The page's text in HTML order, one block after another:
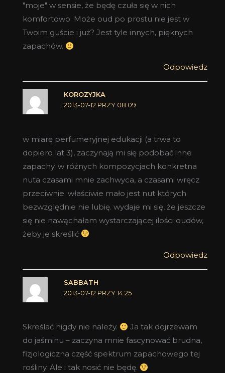
"moje" w sensie, że będę czuła się w nich
komfortowo. Może oud po prostu nie jest w
Twoim guście i już? Jest tyle innych, pięknych
zapachów.
Odpowiedz
KOROZYJKA
2013-07-12 PRZY 08:09
w miarę perfumeryjnej edukacji (a trwa to
dopiero lat 3), zaczynają mi się podobać inne
zapachy. w różnych kompozycjach konkretna
nuta czasami mnie zachwyca, a czasami wręcz
przeciwnie. właściwie mało jest nut których
bezwzględnie nie lubię. wydaje mi się, że jeszcze
się nie nawąchałam wystarczającej ilości oudów,
żeby je skreślić
Odpowiedz
SABBATH
2013-07-12 PRZY 14:25
Skreślać nigdy nie należy.
Ja tak dojrzewam
do jaśminu – zaczyna mnie fascynować brudna,
fizjologiczna część spektrum zapachowego tej
rośliny. Ale i tak nosić nie będę.